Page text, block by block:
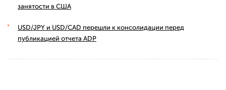
занятости в США
USD/JPY и USD/CAD перешли к консолидации перед
публикацией отчета ADP